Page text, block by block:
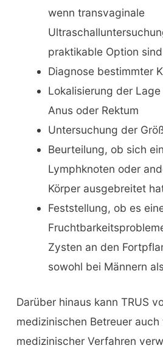
wenn transvaginale
praktikable Option sind
Diagnose bestimmter
Lokalisierung der
Anus oder Rektum
Untersuchung der
Beurteilung, ob sich
Lymphknoten oder
Körper ausgebreitet
Feststellung, ob es
Zysten an den
sowohl bei Männern
Darüber hinaus kann TRUS
medizinischen Betreuer
medizinischer Verfahren